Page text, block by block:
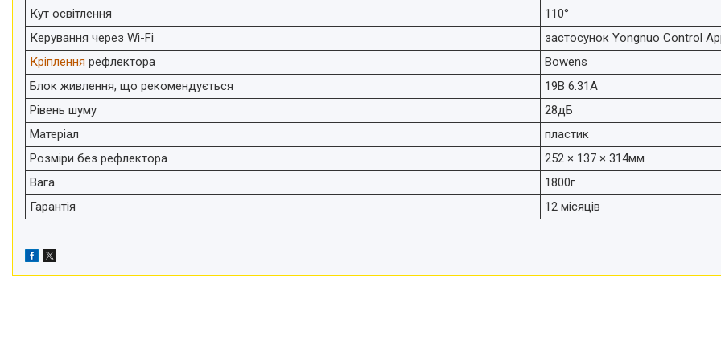
телефонів і смартфонів
Товари для дому
Відеоогляди наших клієнтів
Знижки
Сертифікати
Кут освітлення
110°
Керування через Wi-Fi
застосунок Yongnuo Control
Кріплення рефлектора
Bowens
Блок живлення, що рекомендується
19В 6.31А
Рівень шуму
28дБ
Матеріал
пластик
Розміри без рефлектора
252 × 137 × 314мм
Вага
1800г
Гарантія
12 місяців